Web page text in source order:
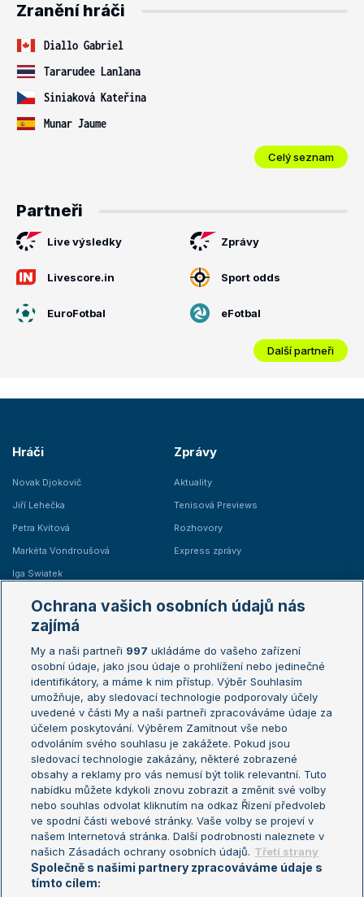
Zranění hráči
Diallo Gabriel
Tararudee Lanlana
Siniaková Kateřina
Munar Jaume
Celý seznam
Partneři
Live výsledky Zprávy
Livescore.in Sport odds
EuroFotbal eFotbal
Další partneři
Hráči
Novak Djokovič
Jiří Lehečka
Petra Kvitová
Markéta Vondroušová
Iga Swiatek
Zprávy
Aktuality
Tenisová Previews
Rozhovory
Express zprávy
Žebříčky
Žebříček ATP (muži)
Žebříček WTA (ženy)
Sázkařský žebříček
Australian Open
French Open
Wimbledon
US Open
Turnaj mistrů
Turnaj mistryň
Aktualní trendy
Fotbalové přestupy
Livesport Daily
LS Prague Open
Ochrana vašich osobních údajů nás
zajímá
My a naši partneři 997 ukládáme do vašeho zařízení
osobní údaje, jako jsou údaje o prohlížení nebo jedinečné
identifikátory, a máme k nim přístup. Výběr Souhlasím
umožňuje, aby sledovací technologie podporovaly účely
uvedené v části My a naši partneři zpracováváme údaje za
účelem poskytování. Výběrem Zamítnout vše nebo
odvoláním svého souhlasu je zakážete. Pokud jsou
sledovací technologie zakázány, některé zobrazené
obsahy a reklamy pro vás nemusí být tolik relevantní. Tuto
nabídku můžete kdykoli znovu zobrazit a změnit své volby
nebo souhlas odvolat kliknutím na odkaz Řízení předvoleb
ve spodní části webové stránky. Vaše volby se projeví v
našem Internetová stránka. Další podrobnosti naleznete v
našich Zásadách ochrany osobních údajů. Třetí strany
Společně s našimi partnery zpracováváme údaje s
tímto cílem: